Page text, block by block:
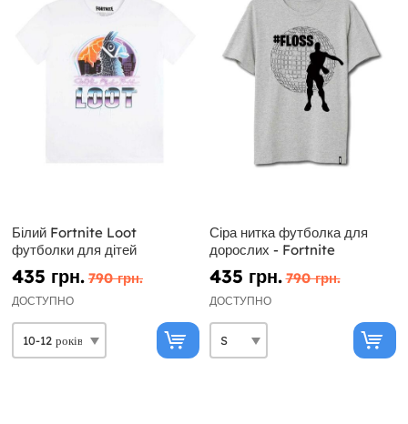
Білий Fortnite Loot
футболки для дітей
435 грн. 790 грн.
ДОСТУПНО
Сіра нитка футболка для
дорослих - Fortnite
435 грн. 790 грн.
ДОСТУПНО